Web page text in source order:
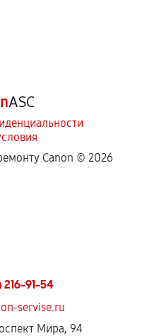
ASC
Canon © 2026
216-91-54
servise.ru
Мира, 94